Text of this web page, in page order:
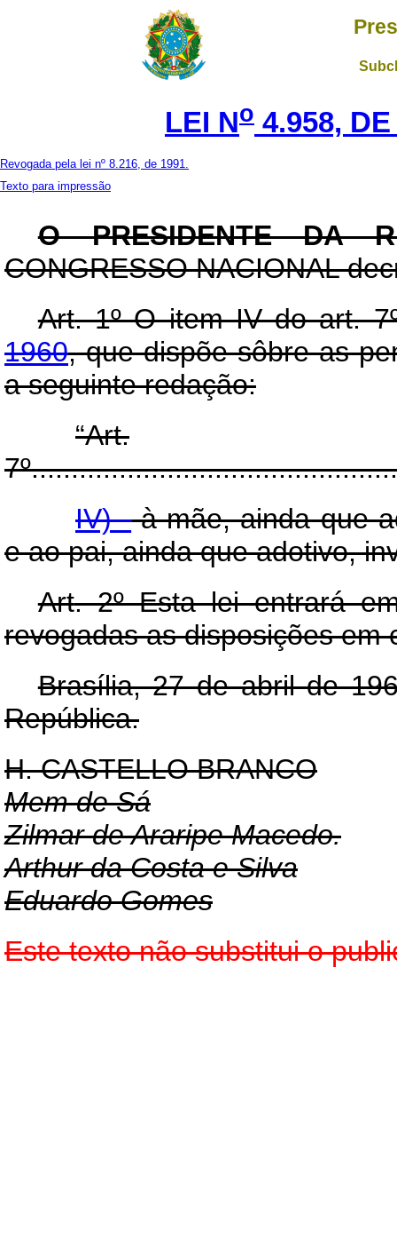
LEI No 4.958,
Revogada pela lei nº 8.216, de 1991.
Texto para impressão
O PRESIDENTE DA
CONGRESSO NACIONAL
Art. 1º O item IV do art.
1960, que dispõe sôbre as
a seguinte redação:
“Art.
IV) -à mãe, ainda que
e ao pai, ainda que adotivo,
Art. 2º Esta lei entrará
revogadas as disposições em
Brasília, 27 de abril de
República.
H. CASTELLO BRANCO
Mem de Sá
Zilmar de Araripe Macedo.
Arthur da Costa e Silva
Eduardo Gomes
Este texto não substitui o